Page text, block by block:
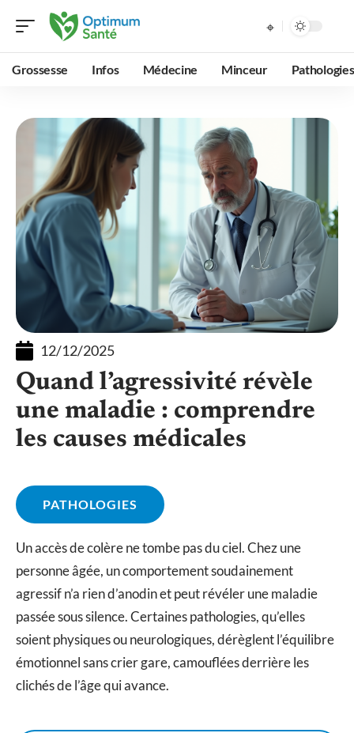
Grossesse Infos Médecine Minceur Pathologies
12/12/2025
Quand l’agressivité révèle
une maladie : comprendre
les causes médicales
PATHOLOGIES
Un accès de colère ne tombe pas du ciel. Chez une
personne âgée, un comportement soudainement
agressif n’a rien d’anodin et peut révéler une maladie
passée sous silence. Certaines pathologies, qu’elles
soient physiques ou neurologiques, dérèglent l’équilibre
émotionnel sans crier gare, camouflées derrière les
clichés de l’âge qui avance.